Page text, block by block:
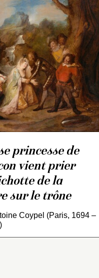
de Compiègne
une copie de ce
réalisée par Antoine
(voirINV. 3571)
princesse de
vient prier
de la
sur le trône
Coypel (Paris, 1694 –